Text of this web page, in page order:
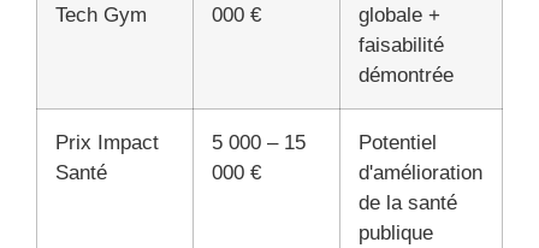
Tech Gym
000 €
globale +
faisabilité
démontrée
Prix Impact
Santé
5 000 – 15
000 €
Potentiel
d'amélioration
de la santé
publique